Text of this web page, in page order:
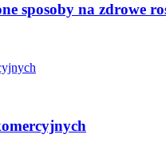
sposoby na zdrowe